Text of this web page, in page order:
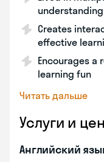
understanding
Creates
effective
Encourages a
learning fun
Читать дальше
Услуги и
Английский